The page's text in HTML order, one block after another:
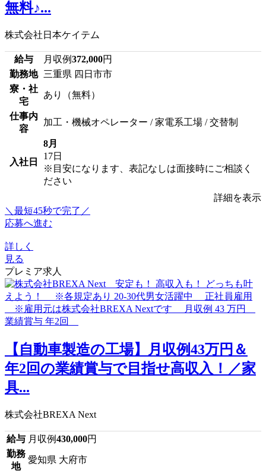
無料♪...
株式会社日本ケイテム
給与 月収例372,000円
勤務地 三重県 四日市市
寮・社
宅
あり（無料）
仕事内
容
加工・機械オペレーター / 家電系工場 / 交替制
入社日
8月
17日
※目安になります、表記なしは面接時にご相談く
ださい
詳細を表示
＼最短45秒で完了／
応募へ進む
詳しく
見る
プレミア求人
【自動車製造の工場】月収例43万円＆
年2回の業績賞与で目指せ高収入！／家
具...
株式会社BREXA Next
給与 月収例430,000円
勤務
地
愛知県 大府市